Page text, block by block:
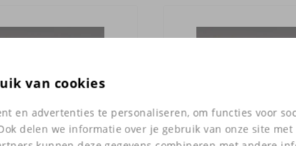
van cookies
en advertenties te personaliseren, om functies voor
delen we informatie over je gebruik van onze site